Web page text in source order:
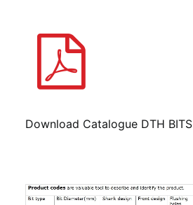
Download Catalogue DTH BITS